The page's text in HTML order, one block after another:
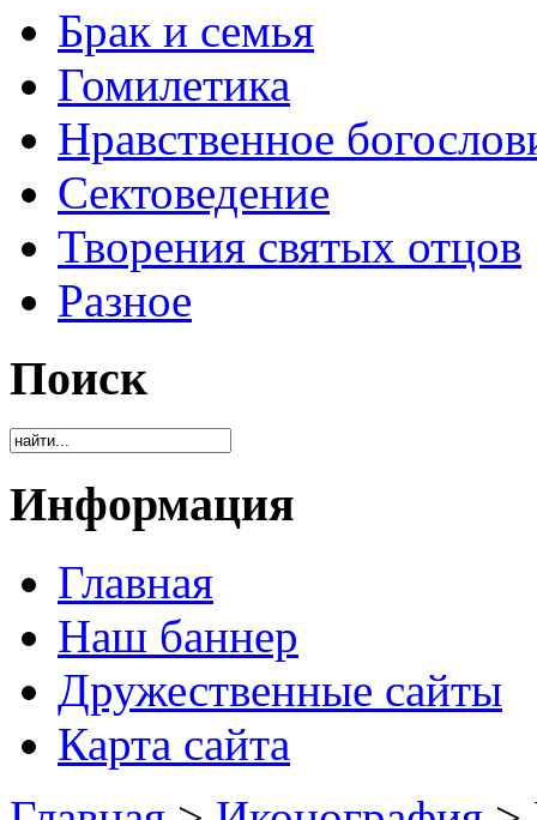
Брак и семья
Гомилетика
Нравственное
Сектоведение
Творения святых отцов
Разное
Поиск
Информация
Главная
Наш баннер
Дружественные сайты
Карта сайта